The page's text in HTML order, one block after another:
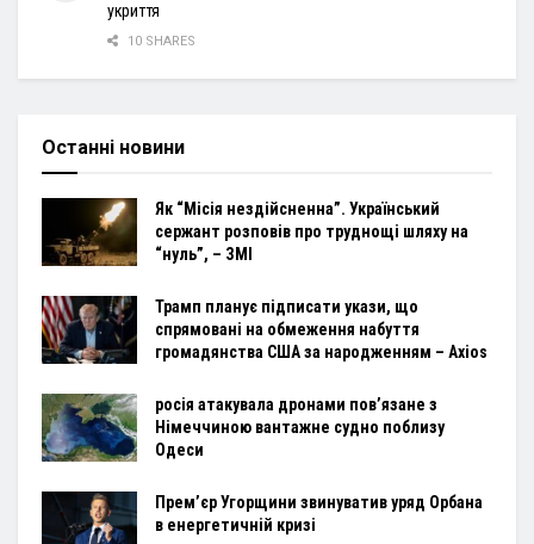
укриття
10 SHARES
Останні новини
Як “Місія нездійсненна”. Український
сержант розповів про труднощі шляху на
“нуль”, – ЗМІ
Трамп планує підписати укази, що
спрямовані на обмеження набуття
громадянства США за народженням – Axios
росія атакувала дронами пов’язане з
Німеччиною вантажне судно поблизу
Одеси
Прем’єр Угорщини звинуватив уряд Орбана
в енергетичній кризі